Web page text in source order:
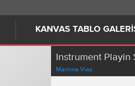
KANVAS TABLO
Instrument Playin
Marinne Vias